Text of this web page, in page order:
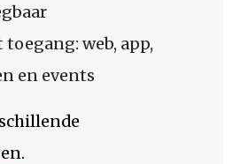
web, app,
en events